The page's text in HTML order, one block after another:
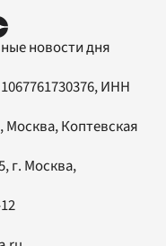
новости дня
ИНН
Москва, Коптевская
, г. Москва,